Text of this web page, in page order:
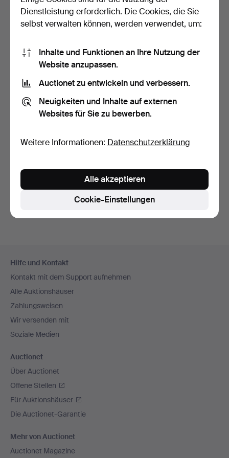
Gewicht 4,90 Gram…
mit braunem Stein,…
7 Tage
Sie können auch in
Beendete Auktionen aus unserem
Navigation
Hilfe und Kontakt
Kontakt mit dem Support aufnehmen
Alle Auktionshäuser
Zahlungsweisen
Wir versenden mit
Soziale Medien
Auctionet
Über Auctionet
Offene Stellen
Für Auktionshäuser
Die Auctionet-Garantie
Mehr von Auctionet
Auctionet Magazine
Dienstleistung erforderlich. Die Cookies, die Sie
selbst verwalten können, werden verwendet, um:
Inhalte und Funktionen an Ihre Nutzung der
Website anzupassen.
Auctionet zu entwickeln und verbessern.
Neuigkeiten und Inhalte auf externen
Websites für Sie zu bewerben.
Weitere Informationen: Datenschutzerklärung
Cookie-Einstellungen
Alle akzeptieren